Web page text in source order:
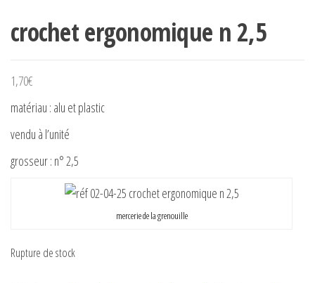
crochet ergonomique n 2,5
1,70€
matériau : alu et plastic
vendu à l’unité
grosseur : n° 2,5
mercerie de la grenouille
Rupture de stock